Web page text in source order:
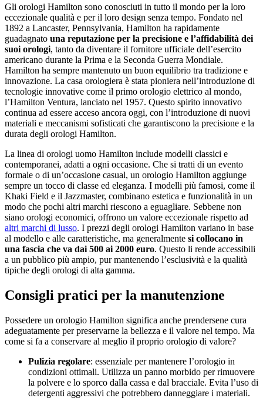
Gli orologi Hamilton sono conosciuti in tutto il mondo per la loro
eccezionale qualità e per il loro design senza tempo. Fondato nel
1892 a Lancaster, Pennsylvania, Hamilton ha rapidamente
guadagnato una reputazione per la precisione e l’affidabilità dei
suoi orologi, tanto da diventare il fornitore ufficiale dell’esercito
americano durante la Prima e la Seconda Guerra Mondiale.
Hamilton ha sempre mantenuto un buon equilibrio tra tradizione e
innovazione. La casa orologiera è stata pioniera nell’introduzione di
tecnologie innovative come il primo orologio elettrico al mondo,
l’Hamilton Ventura, lanciato nel 1957. Questo spirito innovativo
continua ad essere acceso ancora oggi, con l’introduzione di nuovi
materiali e meccanismi sofisticati che garantiscono la precisione e la
durata degli orologi Hamilton.
La linea di orologi uomo Hamilton include modelli classici e
contemporanei, adatti a ogni occasione. Che si tratti di un evento
formale o di un’occasione casual, un orologio Hamilton aggiunge
sempre un tocco di classe ed eleganza. I modelli più famosi, come il
Khaki Field e il Jazzmaster, combinano estetica e funzionalità in un
modo che pochi altri marchi riescono a eguagliare. Sebbene non
siano orologi economici, offrono un valore eccezionale rispetto ad
altri marchi di lusso. I prezzi degli orologi Hamilton variano in base
al modello e alle caratteristiche, ma generalmente si collocano in
una fascia che va dai 500 ai 2000 euro. Questo li rende accessibili
a un pubblico più ampio, pur mantenendo l’esclusività e la qualità
tipiche degli orologi di alta gamma.
Consigli pratici per la manutenzione
Possedere un orologio Hamilton significa anche prendersene cura
adeguatamente per preservarne la bellezza e il valore nel tempo. Ma
come si fa a conservare al meglio il proprio orologio di valore?
Pulizia regolare: essenziale per mantenere l’orologio in
condizioni ottimali. Utilizza un panno morbido per rimuovere
la polvere e lo sporco dalla cassa e dal bracciale. Evita l’uso di
detergenti aggressivi che potrebbero danneggiare i materiali.